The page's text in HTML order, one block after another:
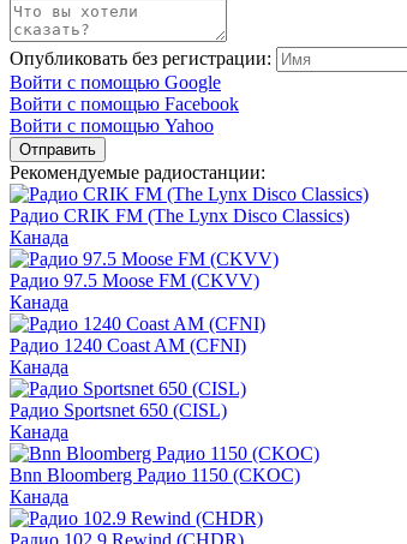
Опубликовать без регистрации:
Войти с помощью Google
Войти с помощью Facebook
Войти с помощью Yahoo
Отправить
Рекомендуемые радиостанции:
Радио CRIK FM (The Lynx Disco Classics)
Канада
Радио 97.5 Moose FM (CKVV)
Канада
Радио 1240 Coast AM (CFNI)
Канада
Радио Sportsnet 650 (CISL)
Канада
Bnn Bloomberg Радио 1150 (CKOC)
Канада